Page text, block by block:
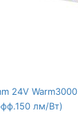
24V
лм/Вт)